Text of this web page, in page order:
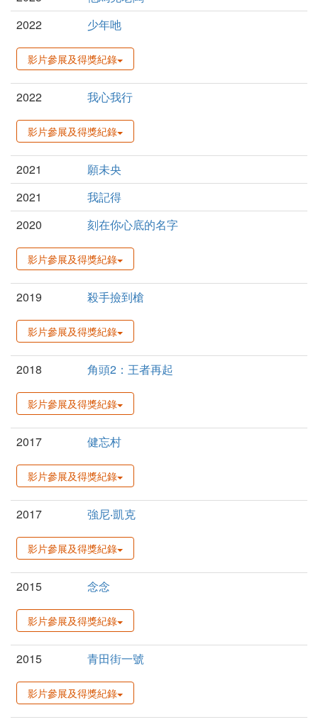
2022
少年吔
影片參展及得獎紀錄
2022 我心我行
影片參展及得獎紀錄
2021
願未央
2021
我記得
2020
刻在你心底的名字
影片參展及得獎紀錄
2019 殺手撿到槍
影片參展及得獎紀錄
2018 角頭2：王者再起
影片參展及得獎紀錄
2017 健忘村
影片參展及得獎紀錄
2017 強尼‧凱克
影片參展及得獎紀錄
2015 念念
影片參展及得獎紀錄
2015 青田街一號
影片參展及得獎紀錄